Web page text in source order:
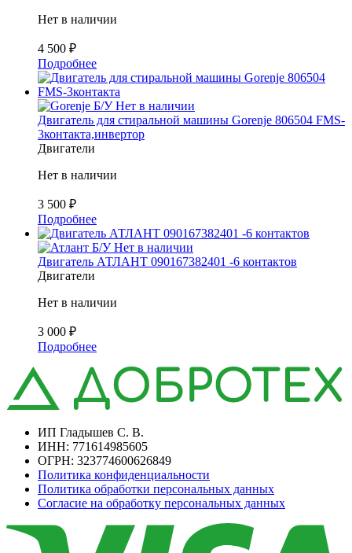
Нет в наличии
4 500 ₽
Подробнее
Б/У Нет в наличии
Двигатель для стиральной машины Gorenje 806504 FMS-
3контакта,инвертор
Двигатели
Нет в наличии
3 500 ₽
Подробнее
Б/У Нет в наличии
Двигатель АТЛАНТ 090167382401 -6 контактов
Двигатели
Нет в наличии
3 000 ₽
Подробнее
ИП Гладышев С. В.
ИНН: 771614985605
ОГРН: 323774600626849
Политика конфиденциальности
Политика обработки персональных данных
Согласие на обработку персональных данных